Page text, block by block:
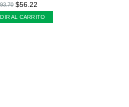
$56.22
AL CARRITO